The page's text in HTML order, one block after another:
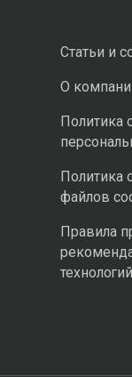
Статьи и
О
Политика
Политика
файлов
Правила
технологий